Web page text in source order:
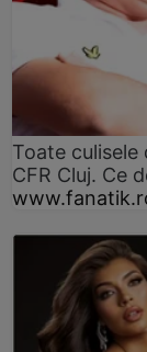
Toate
CFR Cluj. Ce